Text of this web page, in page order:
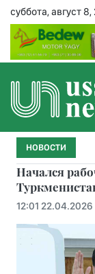
суббота, август 8,
НОВОСТИ
Начался
12:01 22.04.2026